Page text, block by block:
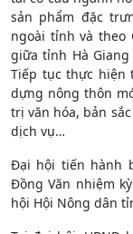
sản phẩm đặc
ngoài tỉnh và theo
giữa tỉnh Hà Giang
Tiếp tục thực hiện
dựng nông thôn
trị văn hóa, bản
dịch vụ…
Đại hội tiến hành
Đồng Văn nhiệm
hội Hội Nông dân